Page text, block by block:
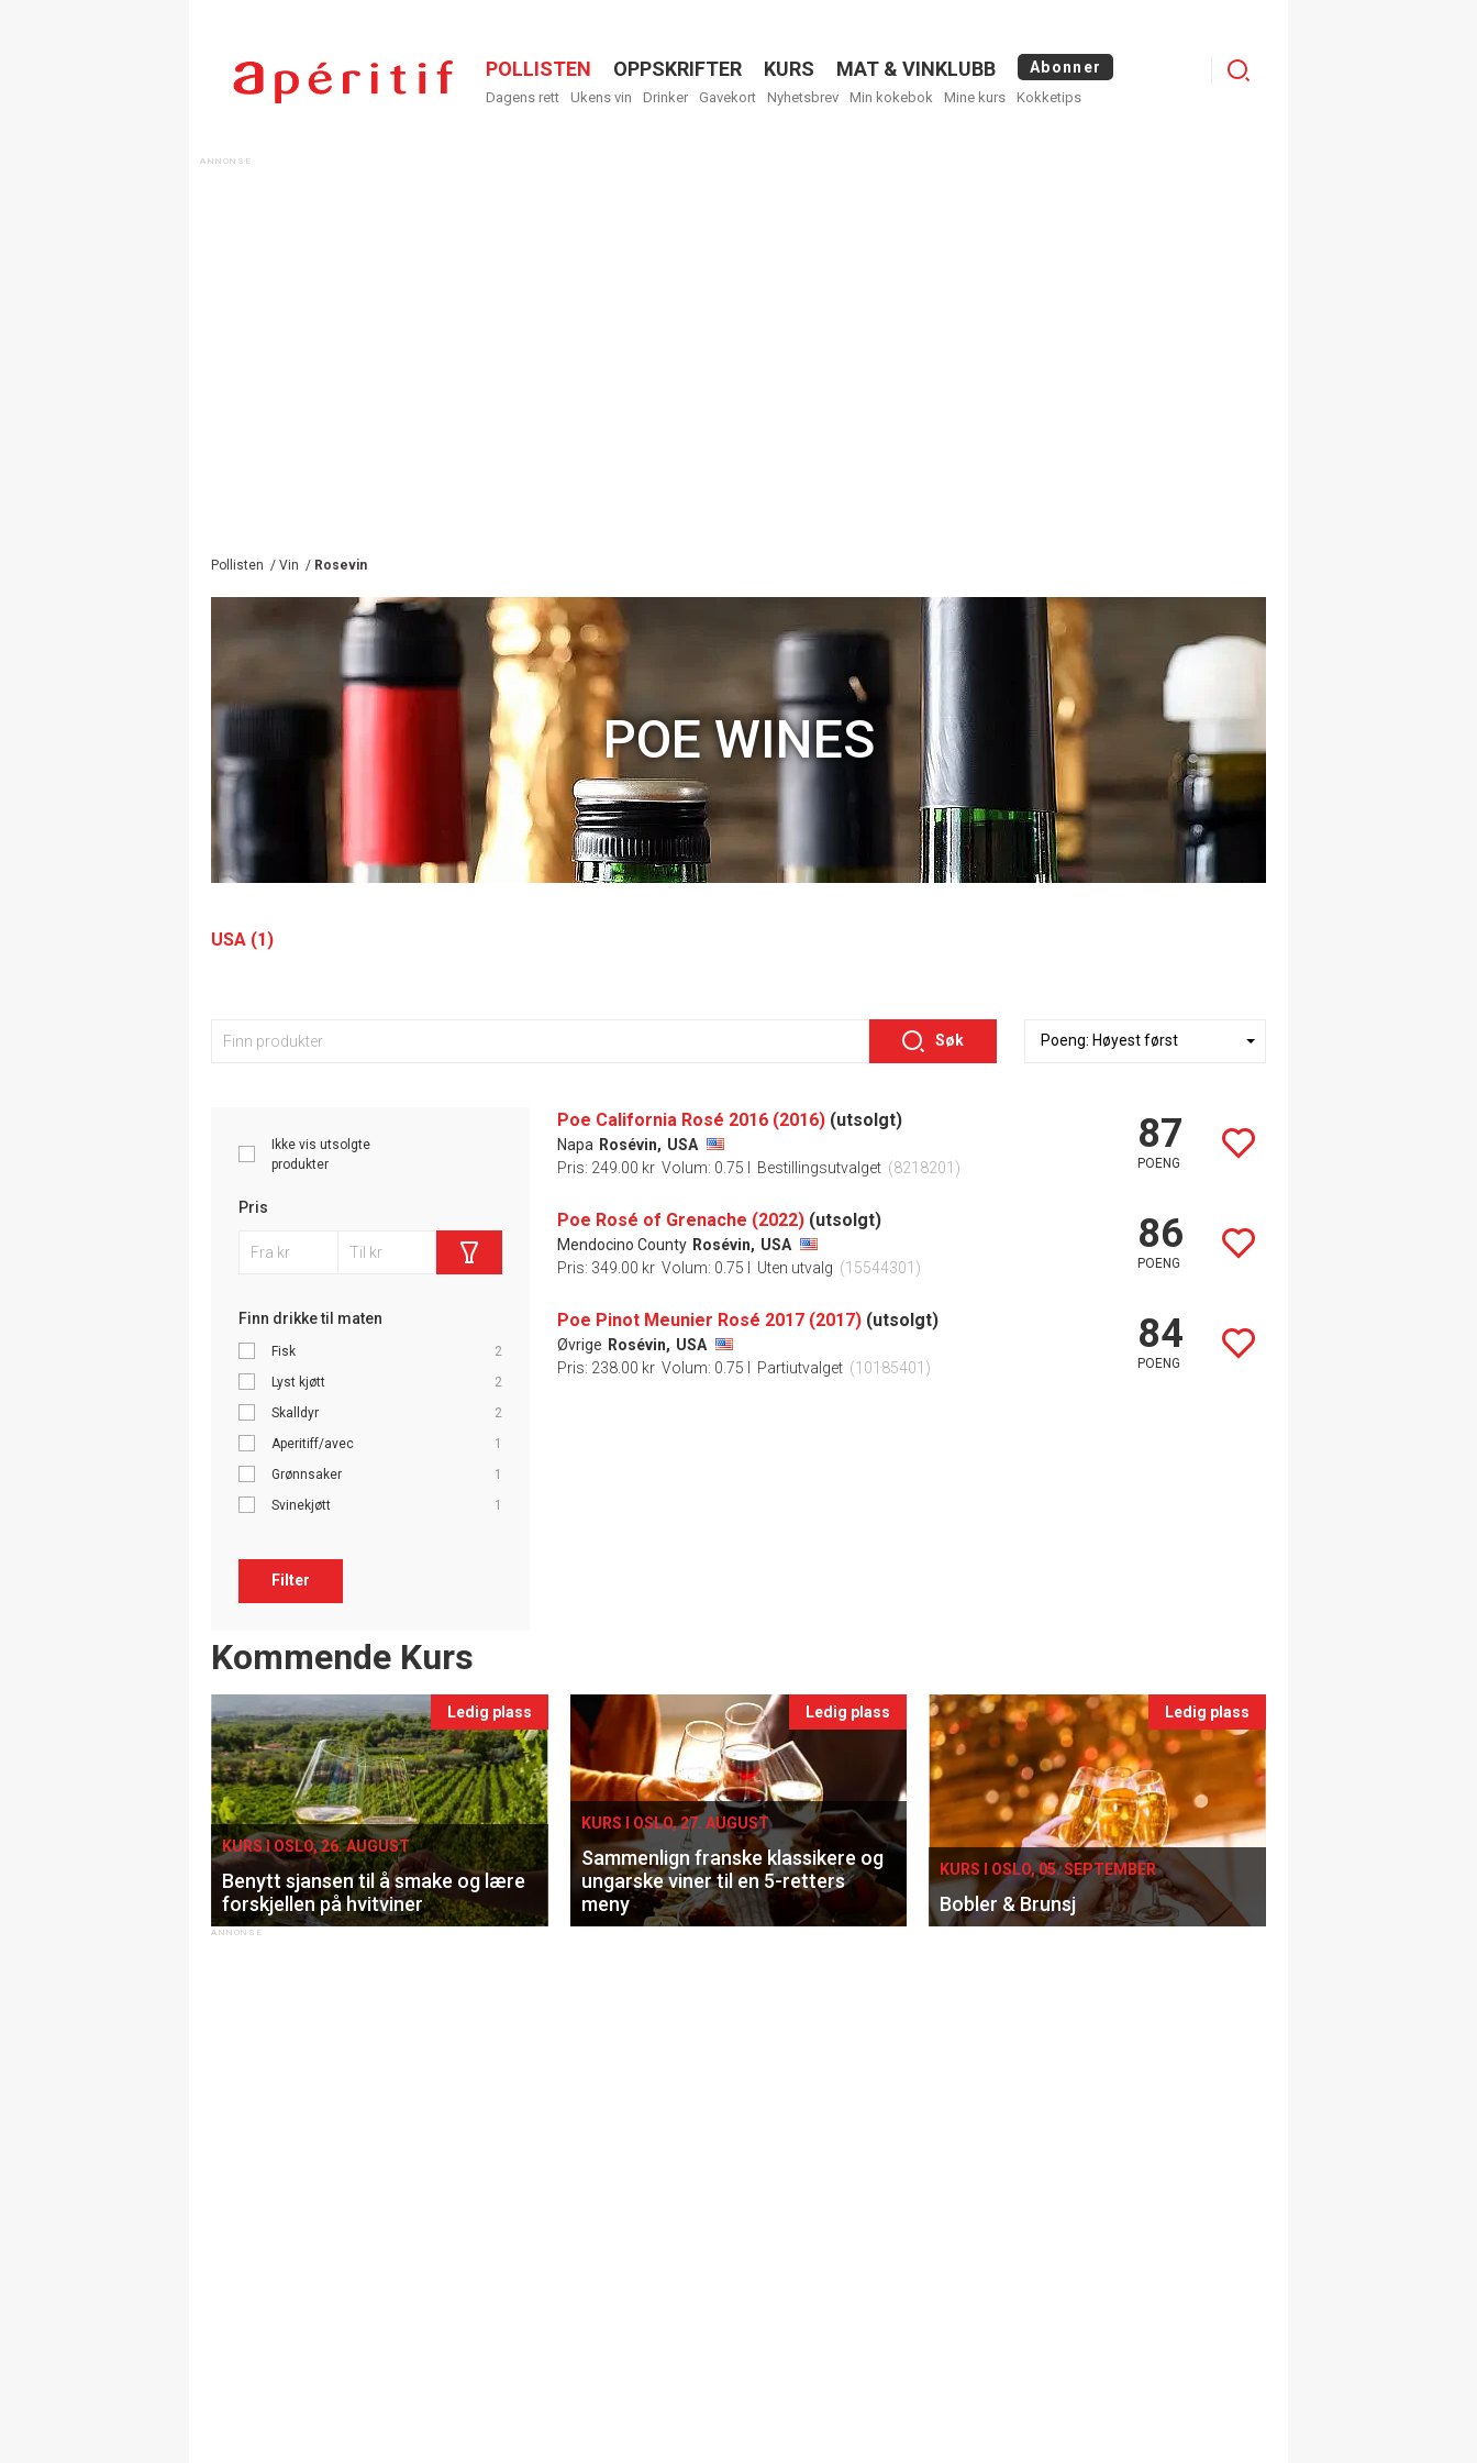
Menu
POLLISTEN OPPSKRIFTER KURS MAT & VINKLUBB Abonner
Dagens rett Ukens vin Drinker Gavekort Nyhetsbrev Min kokebok Mine kurs Kokketips
Logg
Pollisten / Vin / Rosevin
POE WINES
USA (1)
Søk
Ikke vis utsolgte
produkter
Pris
Finn drikke til maten
Fisk
2
Lyst kjøtt
2
Skalldyr
2
Aperitiff/avec
1
Grønnsaker
1
Svinekjøtt
1
Filter
Poe California Rosé 2016 (2016) (utsolgt)
Napa Rosévin, USA
Pris: 249.00 kr Volum: 0.75 l Bestillingsutvalget (8218201)
87
POENG
Poe Rosé of Grenache (2022) (utsolgt)
Mendocino County Rosévin, USA
Pris: 349.00 kr Volum: 0.75 l Uten utvalg (15544301)
86
POENG
Poe Pinot Meunier Rosé 2017 (2017) (utsolgt)
Øvrige Rosévin, USA
Pris: 238.00 kr Volum: 0.75 l Partiutvalget (10185401)
84
POENG
Events
Kommende Kurs
Ledig plass
KURS I OSLO, 26. AUGUST
Benytt sjansen til å smake og lære
forskjellen på hvitviner
Ledig plass
KURS I OSLO, 27. AUGUST
Sammenlign franske klassikere og
ungarske viner til en 5-retters
meny
Ledig plass
KURS I OSLO, 05. SEPTEMBER
Bobler & Brunsj